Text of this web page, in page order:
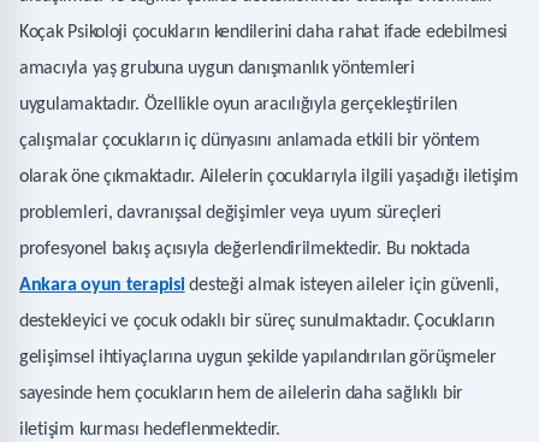
Koçak Psikoloji çocukların kendilerini daha rahat ifade edebilmesi
amacıyla yaş grubuna uygun danışmanlık yöntemleri
uygulamaktadır. Özellikle oyun aracılığıyla gerçekleştirilen
çalışmalar çocukların iç dünyasını anlamada etkili bir yöntem
olarak öne çıkmaktadır. Ailelerin çocuklarıyla ilgili yaşadığı iletişim
problemleri, davranışsal değişimler veya uyum süreçleri
profesyonel bakış açısıyla değerlendirilmektedir. Bu noktada
Ankara oyun terapisidesteği almak isteyen aileler için güvenli,
destekleyici ve çocuk odaklı bir süreç sunulmaktadır. Çocukların
gelişimsel ihtiyaçlarına uygun şekilde yapılandırılan görüşmeler
sayesinde hem çocukların hem de ailelerin daha sağlıklı bir
iletişim kurması hedeflenmektedir.